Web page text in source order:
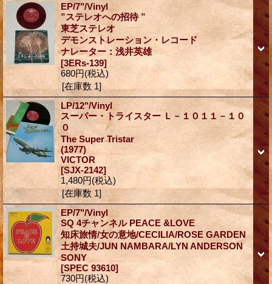
EP/7"/Vinyl
”ステレオへの招待 ”
東芝ステレオ
デモンストレーション・レコード
ナレーター：浅井英雄
[3ERs-139]
680円(税込)
[在庫数 1]
LP/12"/Vinyl
スーパー・トライスター Ｌ－１０１１－１０
０
The Super Tristar
(1977)
VICTOR
[SJX-2142]
1,480円(税込)
[在庫数 1]
EP/7"/Vinyl
SQ 4チャンネル PEACE &LOVE
知床旅情/女の意地/CECILIA/ROSE GARDEN
土持城夫/JUN NAMBARA/LYN ANDERSON
SONY
[SPEC 93610]
730円(税込)